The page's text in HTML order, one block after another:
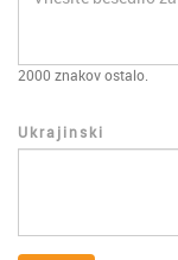
2000 znakov ostalo.
Ukrajinski